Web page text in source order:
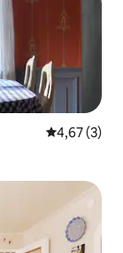
4,67 de
4,67 (3)